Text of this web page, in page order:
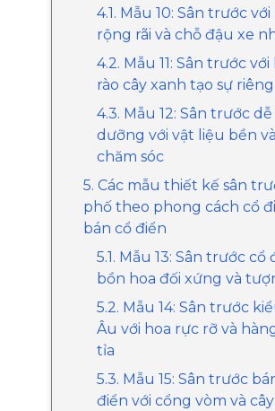
4.1. Mẫu 10: Sân trước với
rộng rãi và chỗ đậu xe
4.2. Mẫu 11: Sân trước
rào cây xanh tạo sự
4.3. Mẫu 12: Sân trước
dưỡng với vật liệu bền
chăm sóc
5. Các mẫu thiết kế sân
phố theo phong cách cổ
bán cổ điển
5.1. Mẫu 13: Sân trước cổ
bồn hoa đối xứng và
5.2. Mẫu 14: Sân trước
Âu với hoa rực rỡ và
tỉa
5.3. Mẫu 15: Sân trước
điển với cổng vòm và